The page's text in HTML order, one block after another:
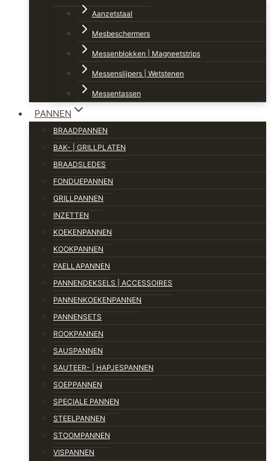
Aanzetstaal
Mesbeschermers
Messenblokken | Magneetstrips
Messenslijpers | Wetstenen
Messentassen
PANNEN
BRAADPANNEN
BAK- | GRILLPLATEN
BRAADSLEDES
FONDUEPANNEN
GRILLPANNEN
INZETTEN
KOEKENPANNEN
KOOKPANNEN
PAELLAPANNEN
PANNENDEKSELS | ACCESSOIRES
PANNENKOEKENPANNEN
PANNENSETS
ROOKPANNEN
SAUSPANNEN
SAUTEER- | HAPJESPANNEN
SOEPPANNEN
SPECIALE PANNEN
STEELPANNEN
STOOMPANNEN
VISPANNEN